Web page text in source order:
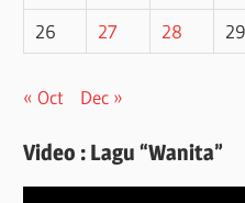
26
27 28 29
« Oct Dec »
Video : Lagu “Wanita”